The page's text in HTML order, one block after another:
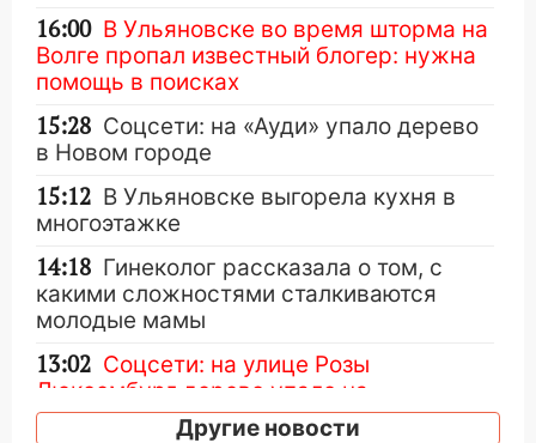
16:00 В Ульяновске во время шторма на
Волге пропал известный блогер: нужна
помощь в поисках
15:28 Соцсети: на «Ауди» упало дерево
в Новом городе
15:12 В Ульяновске выгорела кухня в
многоэтажке
14:18 Гинеколог рассказала о том, с
какими сложностями сталкиваются
молодые мамы
13:02 Соцсети: на улице Розы
Люксембург дерево упало на
автомобиль Другие новости